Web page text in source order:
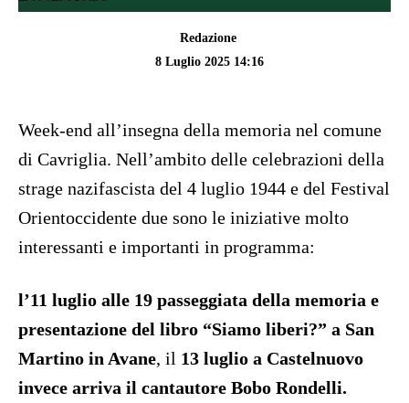
Redazione
8 Luglio 2025 14:16
Week-end all’insegna della memoria nel comune
di Cavriglia. Nell’ambito delle celebrazioni della
strage nazifascista del 4 luglio 1944 e del Festival
Orientoccidente due sono le iniziative molto
interessanti e importanti in programma:
l’11 luglio alle 19 passeggiata della memoria e
presentazione del libro “Siamo liberi?” a San
Martino in Avane, il 13 luglio a Castelnuovo
invece arriva il cantautore Bobo Rondelli.